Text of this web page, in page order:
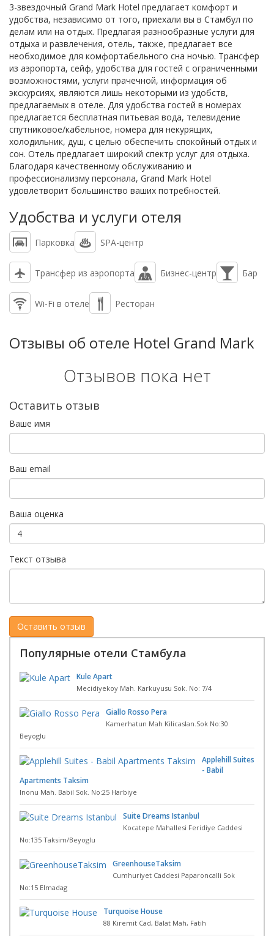
3-звездочный Grand Mark Hotel предлагает комфорт и
удобства, независимо от того, приехали вы в Стамбул по
делам или на отдых. Предлагая разнообразные услуги для
отдыха и развлечения, отель, также, предлагает все
необходимое для комфортабельного сна ночью. Трансфер
из аэропорта, сейф, удобства для гостей с ограниченными
возможностями, услуги прачечной, информация об
экскурсиях, являются лишь некоторыми из удобств,
предлагаемых в отеле. Для удобства гостей в номерах
предлагается бесплатная питьевая вода, телевидение
спутниковое/кабельное, номера для некурящих,
холодильник, душ, с целью обеспечить спокойный отдых и
сон. Отель предлагает широкий спектр услуг для отдыха.
Благодаря качественному обслуживанию и
профессионализму персонала, Grand Mark Hotel
удовлетворит большинство ваших потребностей.
Удобства и услуги отеля
Парковка SPA-центр
Трансфер из аэропорта Бизнес-центр Бар
Wi-Fi в отеле Ресторан
Отзывы об отеле Hotel Grand Mark
Отзывов пока нет
Оставить отзыв
Ваше имя
Ваш email
Ваша оценка
Текст отзыва
Популярные отели Стамбула
Kule Apart
Mecidiyekoy Mah. Karkuyusu Sok. No: 7/4
Giallo Rosso Pera
Kamerhatun Mah Kilicaslan.Sok No:30
Beyoglu
Applehill Suites
- Babil
Apartments Taksim
Inonu Mah. Babil Sok. No:25 Harbiye
Suite Dreams Istanbul
Kocatepe Mahallesi Feridiye Caddesi
No:135 Taksim/Beyoglu
GreenhouseTaksim
Cumhuriyet Caddesi Paparoncalli Sok
No:15 Elmadag
Turquoise House
88 Kiremit Cad, Balat Mah, Fatih